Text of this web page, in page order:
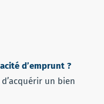
d’emprunt ?
un bien